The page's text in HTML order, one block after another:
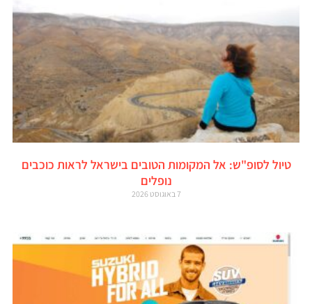
טיול לסופ"ש: אל המקומות הטובים בישראל לראות כוכבים
נופלים
7 באוגוסט 2026